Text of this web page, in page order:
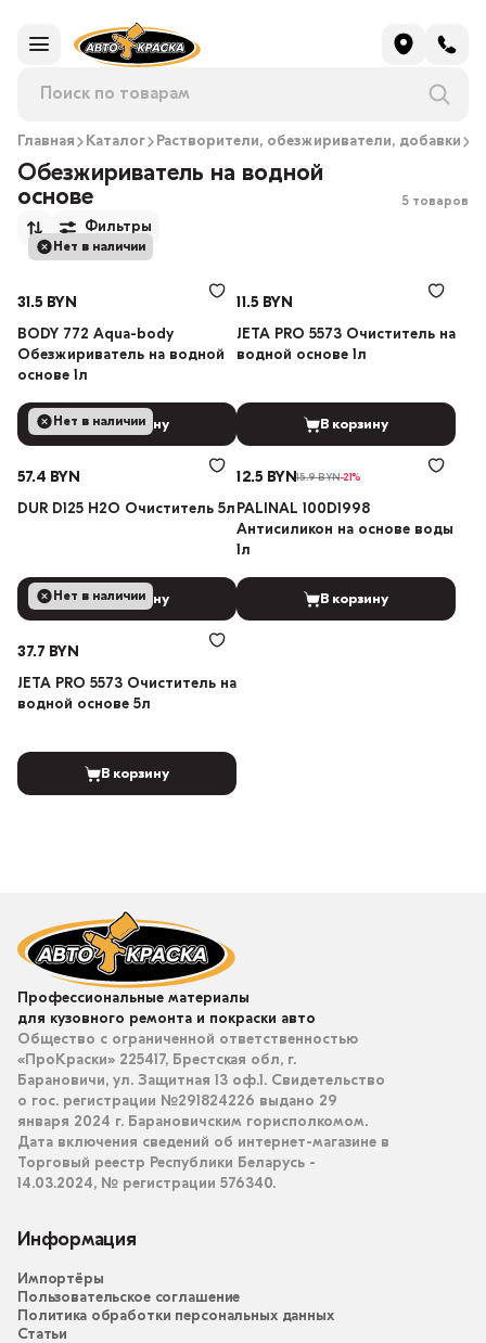
Главная Каталог Растворители, обезжириватели, добавки
Обезжириватель на водной
основе
5 товаров
Фильтры
Нет в наличии
31.5 BYN
BODY 772 Aqua-body
Обезжириватель на водной
основе 1л
В корзину
11.5 BYN
JETA PRO 5573 Очиститель на
водной основе 1л
В корзину
Нет в наличии
57.4 BYN
DUR D125 H2O Очиститель 5л
В корзину
12.5 BYN15.9 BYN-21%
PALINAL 100D1998
Антисиликон на основе воды
1л
В корзину
Нет в наличии
37.7 BYN
JETA PRO 5573 Очиститель на
водной основе 5л
В корзину
Профессиональные материалы
для кузовного ремонта и покраски авто
Общество с ограниченной ответственностью
«ПроКраски» 225417, Брестская обл, г.
Барановичи, ул. Защитная 13 оф.1. Свидетельство
о гос. регистрации №291824226 выдано 29
января 2024 г. Барановичским горисполкомом.
Дата включения сведений об интернет-магазине в
Торговый реестр Республики Беларусь -
14.03.2024, № регистрации 576340.
Информация
Импортёры
Пользовательское соглашение
Политика обработки персональных данных
Статьи